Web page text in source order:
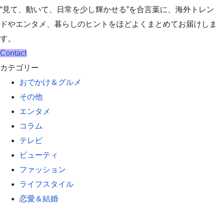
“見て、動いて、日常を少し輝かせる”を合言葉に、海外トレン
ドやエンタメ、暮らしのヒントをほどよくまとめてお届けしま
す。
Contact
カテゴリー
おでかけ＆グルメ
その他
エンタメ
コラム
テレビ
ビューティ
ファッション
ライフスタイル
恋愛＆結婚